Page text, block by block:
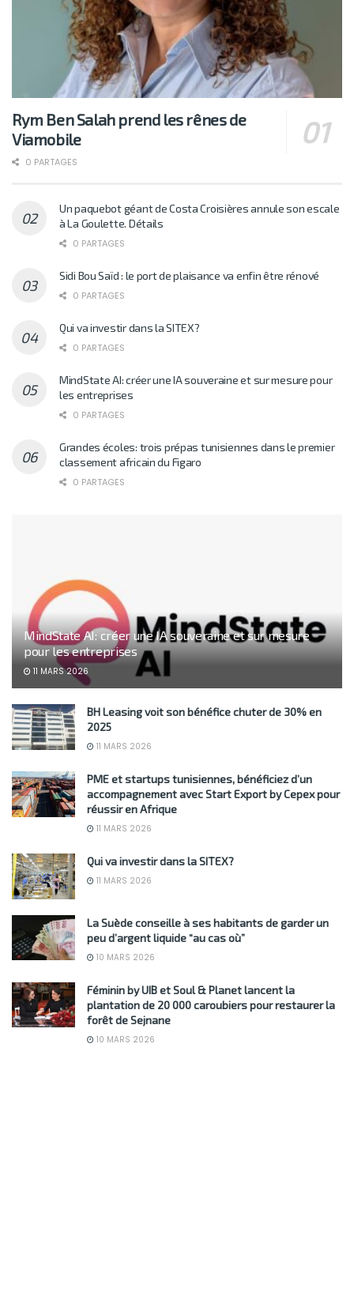
Rym Ben Salah prend les rênes de
Viamobile
0 PARTAGES
Un paquebot géant de Costa Croisières annule son escale
à La Goulette. Détails
0 PARTAGES
Sidi Bou Saïd : le port de plaisance va enfin être rénové
0 PARTAGES
Qui va investir dans la SITEX?
0 PARTAGES
MindState AI: créer une IA souveraine et sur mesure pour
les entreprises
0 PARTAGES
Grandes écoles: trois prépas tunisiennes dans le premier
classement africain du Figaro
0 PARTAGES
MindState AI: créer une IA souveraine et sur mesure
pour les entreprises
11 MARS 2026
BH Leasing voit son bénéfice chuter de 30% en
2025
11 MARS 2026
PME et startups tunisiennes, bénéficiez d’un
accompagnement avec Start Export by Cepex pour
réussir en Afrique
11 MARS 2026
Qui va investir dans la SITEX?
11 MARS 2026
La Suède conseille à ses habitants de garder un
peu d’argent liquide “au cas où”
10 MARS 2026
Féminin by UIB et Soul & Planet lancent la
plantation de 20 000 caroubiers pour restaurer la
forêt de Sejnane
10 MARS 2026